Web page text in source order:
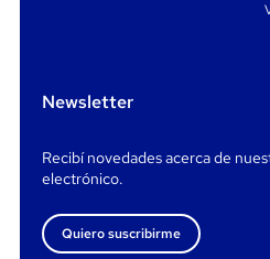
Newsletter
Recibí novedades acerca de
electrónico.
Quiero suscribirme